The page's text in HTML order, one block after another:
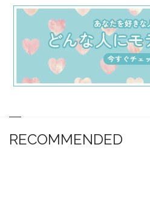
RECOMMENDED